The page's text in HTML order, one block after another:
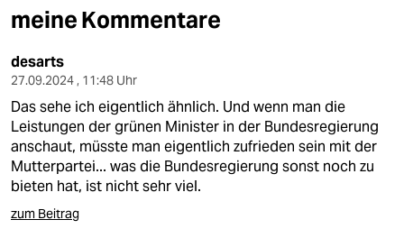
sport
berlin
nord
wahrheit
verlag
verlag
meine Kommentare
desarts
27.09.2024 , 11:48 Uhr
Das sehe ich eigentlich ähnlich. Und wenn man die
Leistungen der grünen Minister in der Bundesregierung
anschaut, müsste man eigentlich zufrieden sein mit der
Mutterpartei... was die Bundesregierung sonst noch zu
bieten hat, ist nicht sehr viel.
zum Beitrag